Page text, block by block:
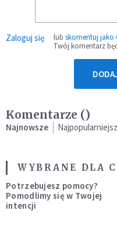
Zaloguj się lub skomentuj jako
Twój komentarz
Komentarze ()
Najnowsze
WYBRANE DLA
Potrzebujesz pomocy?
Pomodlimy się w Twojej
intencji